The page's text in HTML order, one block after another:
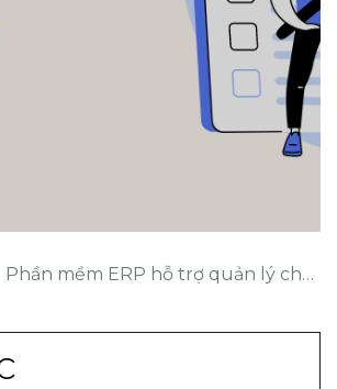
Phần mềm ERP hỗ trợ quản lý chất lượng sản xuất như thế nào?